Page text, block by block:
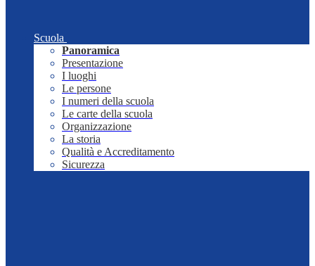
Scuola
Panoramica
Presentazione
I luoghi
Le persone
I numeri della scuola
Le carte della scuola
Organizzazione
La storia
Qualità e Accreditamento
Sicurezza